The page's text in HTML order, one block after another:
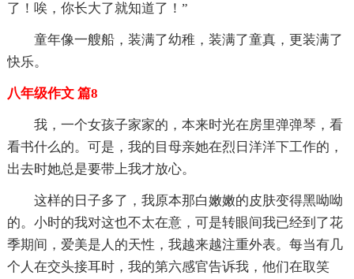
了！唉，你长大了就知道了！”
童年像一艘船，装满了幼稚，装满了童真，更装满了
快乐。
八年级作文 篇8
我，一个女孩子家家的，本来时光在房里弹弹琴，看
看书什么的。可是，我的目母亲她在烈日洋洋下工作的，
出去时她总是要带上我才放心。
这样的日子多了，我原本那白嫩嫩的皮肤变得黑呦呦
的。小时的我对这也不太在意，可是转眼间我已经到了花
季期间，爱美是人的天性，我越来越注重外表。每当有几
个人在交头接耳时，我的第六感官告诉我，他们在取笑